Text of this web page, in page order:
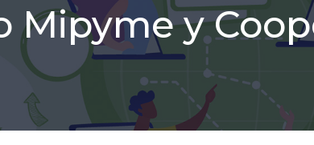
Mipyme y